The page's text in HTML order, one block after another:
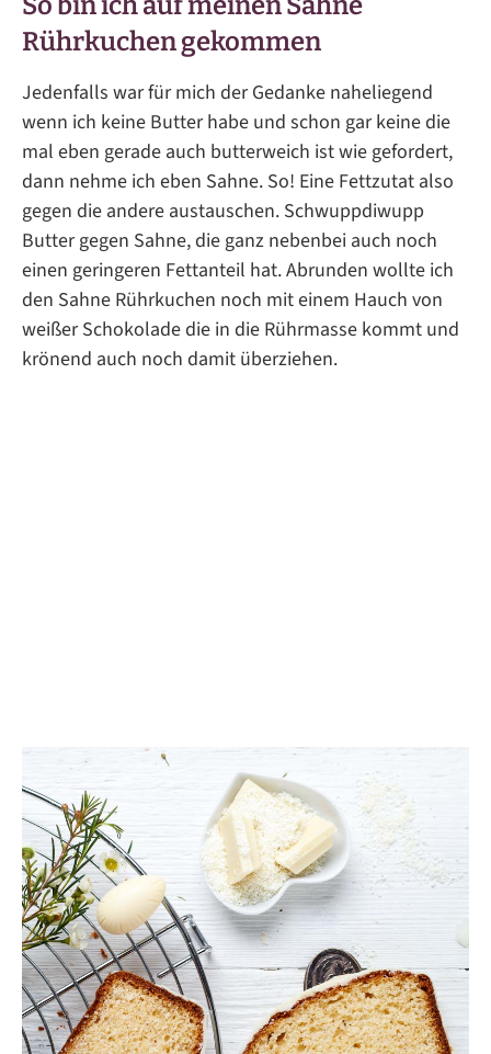
Rührkuchen gekommen
Jedenfalls war für mich der Gedanke naheliegend
wenn ich keine Butter habe und schon gar keine die
mal eben gerade auch butterweich ist wie gefordert,
dann nehme ich eben Sahne. So! Eine Fettzutat also
gegen die andere austauschen. Schwuppdiwupp
Butter gegen Sahne, die ganz nebenbei auch noch
einen geringeren Fettanteil hat. Abrunden wollte ich
den Sahne Rührkuchen noch mit einem Hauch von
weißer Schokolade die in die Rührmasse kommt und
krönend auch noch damit überziehen.